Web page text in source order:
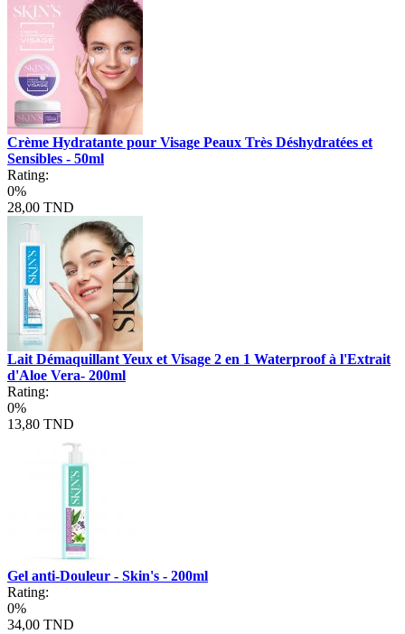
Crème Hydratante pour Visage Peaux Très Déshydratées et
Sensibles - 50ml
Rating:
0%
28,00 TND
Lait Démaquillant Yeux et Visage 2 en 1 Waterproof à l'Extrait
d'Aloe Vera- 200ml
Rating:
0%
13,80 TND
Gel anti-Douleur - Skin's - 200ml
Rating:
0%
34,00 TND